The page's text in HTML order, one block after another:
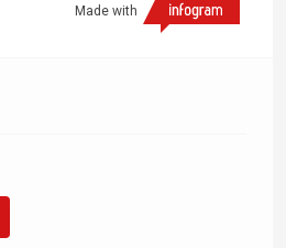
Made with